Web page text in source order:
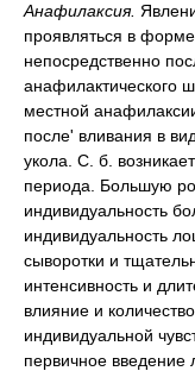
Анафилаксия.
проявляться в
непосредственно
анафилактического
местной
после' вливания в
укола. С. б.
периода. Большую
индивидуальность
индивидуальность
сыворотки и
интенсивность и
влияние и
индивидуальной
первичное введение